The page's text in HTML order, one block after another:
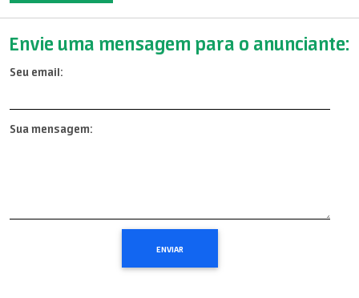
Envie uma mensagem para o anunciante:
Seu email:
Sua mensagem: